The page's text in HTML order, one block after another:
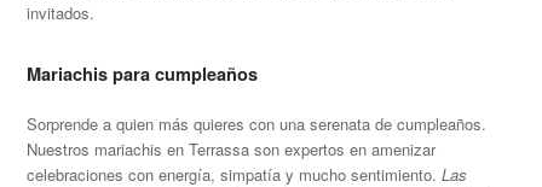
invitados.
Mariachis para cumpleaños
Sorprende a quien más quieres con una serenata de cumpleaños.
Nuestros mariachis en Terrassa son expertos en amenizar
celebraciones con energía, simpatía y mucho sentimiento.Las